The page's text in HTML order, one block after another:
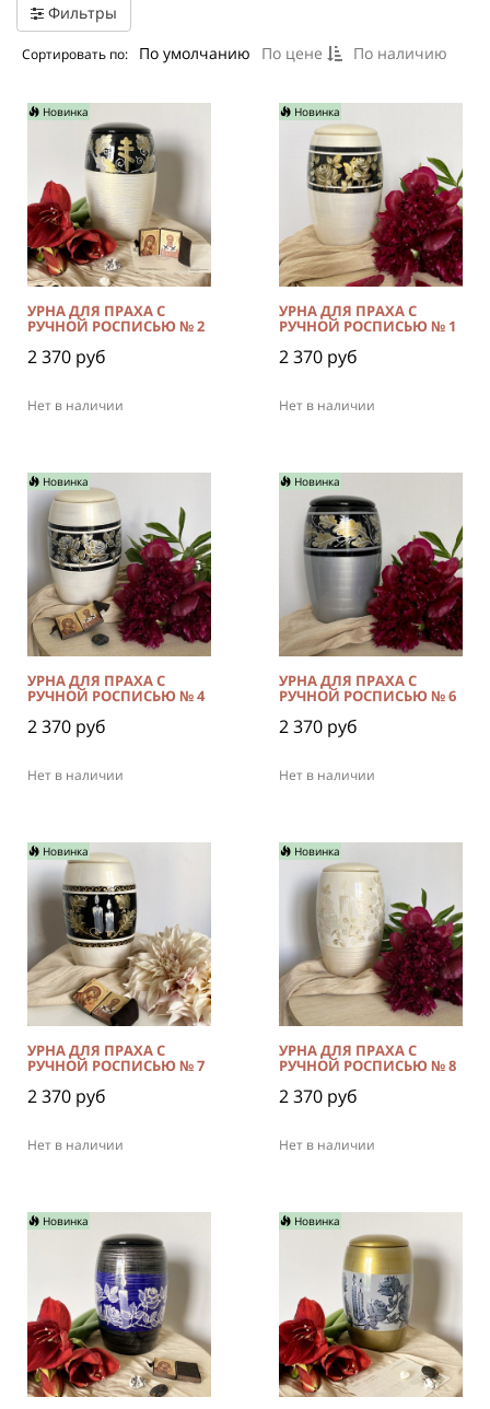
Фильтры
Сортировать по: По умолчанию По цене По наличию
Новинка
Нет в наличии
УРНА ДЛЯ ПРАХА С
РУЧНОЙ РОСПИСЬЮ № 2
2 370 руб
Новинка
Нет в наличии
УРНА ДЛЯ ПРАХА С
РУЧНОЙ РОСПИСЬЮ № 1
2 370 руб
Новинка
Нет в наличии
УРНА ДЛЯ ПРАХА С
РУЧНОЙ РОСПИСЬЮ № 4
2 370 руб
Новинка
Нет в наличии
УРНА ДЛЯ ПРАХА С
РУЧНОЙ РОСПИСЬЮ № 6
2 370 руб
Новинка
Нет в наличии
УРНА ДЛЯ ПРАХА С
РУЧНОЙ РОСПИСЬЮ № 7
2 370 руб
Новинка
Нет в наличии
УРНА ДЛЯ ПРАХА С
РУЧНОЙ РОСПИСЬЮ № 8
2 370 руб
Новинка Новинка